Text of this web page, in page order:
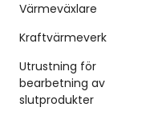
Värmeväxlare
Kraftvärmeverk
Utrustning för
bearbetning av
slutprodukter